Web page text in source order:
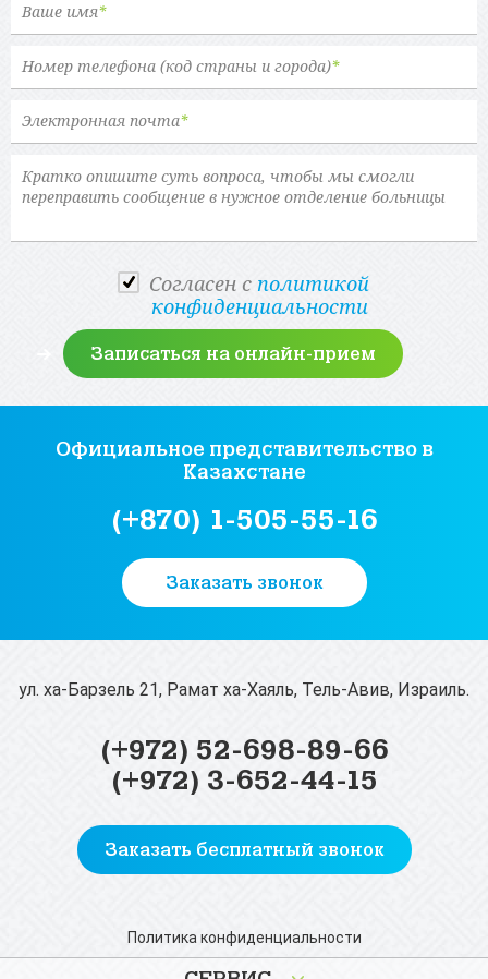
Ваше имя*
Номер телефона (код страны и города)*
Электронная почта*
Cогласен с политикой
конфиденциальности
Официальное представительство в
Казахстане
(+870) 1-505-55-16
Заказать звонок
(+972) 52-698-89-66
(+972) 3-652-44-15
Заказать бесплатный звонок
ул. ха-Барзель 21, Рамат ха-Хаяль, Тель-Авив, Израиль.
Политика конфиденциальности